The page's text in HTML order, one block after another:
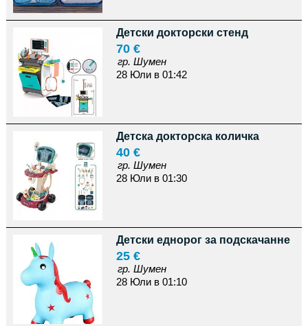
Детски докторски стенд
70 €
гр. Шумен
28 Юли в 01:42
Детска докторска количка
40 €
гр. Шумен
28 Юли в 01:30
Детски еднорог за подскачанне
25 €
гр. Шумен
28 Юли в 01:10